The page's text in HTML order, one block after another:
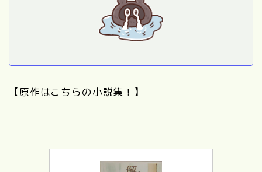
【原作はこちらの小説集！】